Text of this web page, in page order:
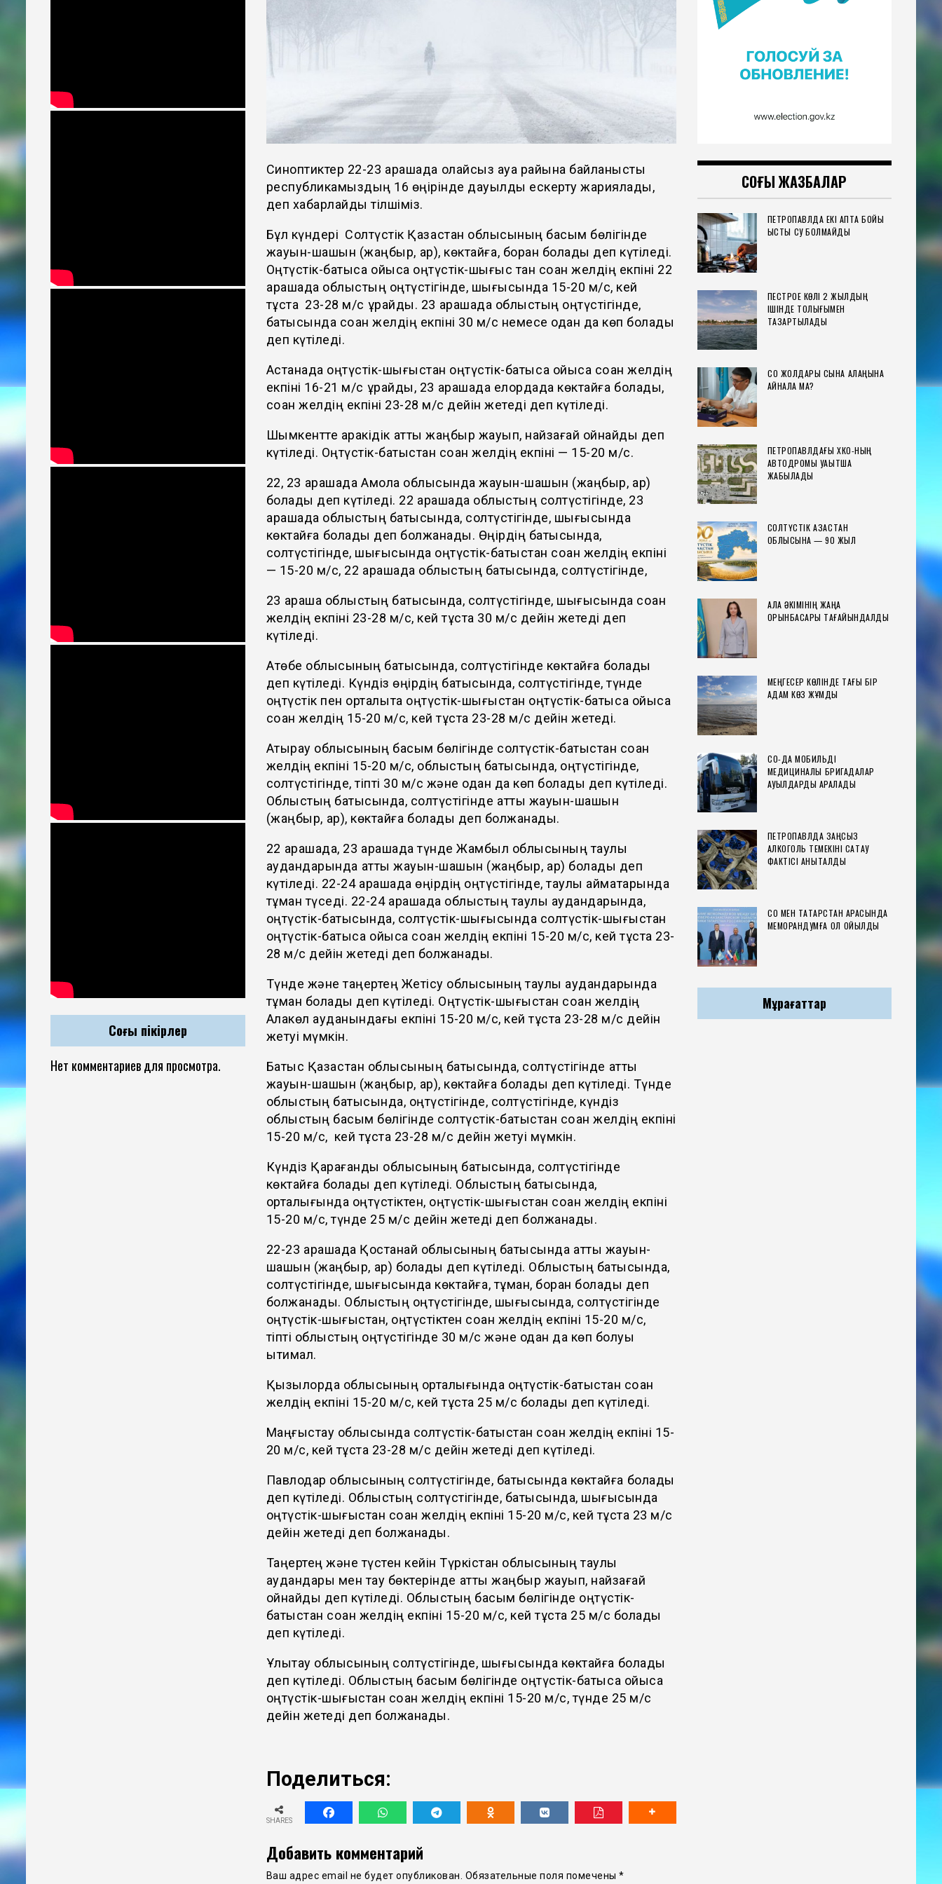
Синоптиктер 22-23 қарашада қолайсыз ауа райына байланысты
республикамыздың 16 өңірінде дауылды ескерту жариялады,
деп хабарлайды тілшіміз.
Бұл күндері Солтүстік Қазақстан облысының басым бөлігінде
жауын-шашын (жаңбыр, қар), көктайғақ, боран болады деп күтіледі.
Оңтүстік-батысқа ойыса оңтүстік-шығыс тан соққан желдің екпіні 22
қарашада облыстың оңтүстігінде, шығысында 15-20 м/с, кей
тұста 23-28 м/с құрайды. 23 қарашада облыстың оңтүстігінде,
батысында соққан желдің екпіні 30 м/с немесе одан да көп болады
деп күтіледі.
Астанада оңтүстік-шығыстан оңтүстік-батысқа ойыса соққан желдің
екпіні 16-21 м/с құрайды, 23 қарашада елордада көктайғақ болады,
соққан желдің екпіні 23-28 м/с дейін жетеді деп күтіледі.
Шымкентте аракідік қатты жаңбыр жауып, найзағай ойнайды деп
күтіледі. Оңтүстік-батыстан соққан желдің екпіні — 15-20 м/с.
22, 23 қарашада Ақмола облысында жауын-шашын (жаңбыр, қар)
болады деп күтіледі. 22 қарашада облыстың солтүстігінде, 23
қарашада облыстың батысында, солтүстігінде, шығысында
көктайғақ болады деп болжанады. Өңірдің батысында,
солтүстігінде, шығысында оңтүстік-батыстан соққан желдің екпіні
— 15-20 м/с, 22 қарашада облыстың батысында, солтүстігінде,
23 қараша облыстың батысында, солтүстігінде, шығысында соққан
желдің екпіні 23-28 м/с, кей тұста 30 м/с дейін жетеді деп
күтіледі.
Ақтөбе облысының батысында, солтүстігінде көктайғақ болады
деп күтіледі. Күндіз өңірдің батысында, солтүстігінде, түнде
оңтүстік пен орталықта оңтүстік-шығыстан оңтүстік-батысқа ойыса
соққан желдің 15-20 м/с, кей тұста 23-28 м/с дейін жетеді.
Атырау облысының басым бөлігінде солтүстік-батыстан соққан
желдің екпіні 15-20 м/с, облыстың батысында, оңтүстігінде,
солтүстігінде, тіпті 30 м/с және одан да көп болады деп күтіледі.
Облыстың батысында, солтүстігінде қатты жауын-шашын
(жаңбыр, қар), көктайғақ болады деп болжанады.
22 қарашада, 23 қарашада түнде Жамбыл облысының таулы
аудандарында қатты жауын-шашын (жаңбыр, қар) болады деп
күтіледі. 22-24 қарашада өңірдің оңтүстігінде, таулы аймақтарында
тұман түседі. 22-24 қарашада облыстың таулы аудандарында,
оңтүстік-батысында, солтүстік-шығысында солтүстік-шығыстан
оңтүстік-батысқа ойыса соққан желдің екпіні 15-20 м/с, кей тұста 23-
28 м/с дейін жетеді деп болжанады.
Түнде және таңертең Жетісу облысының таулы аудандарында
тұман болады деп күтіледі. Оңтүстік-шығыстан соққан желдің
Алакөл ауданындағы екпіні 15-20 м/с, кей тұста 23-28 м/с дейін
жетуі мүмкін.
Батыс Қазақстан облысының батысында, солтүстігінде қатты
жауын-шашын (жаңбыр, қар), көктайғақ болады деп күтіледі. Түнде
облыстың батысында, оңтүстігінде, солтүстігінде, күндіз
облыстың басым бөлігінде солтүстік-батыстан соққан желдің екпіні
15-20 м/с, кей тұста 23-28 м/с дейін жетуі мүмкін.
Күндіз Қарағанды облысының батысында, солтүстігінде
көктайғақ болады деп күтіледі. Облыстың батысында,
орталығында оңтүстіктен, оңтүстік-шығыстан соққан желдің екпіні
15-20 м/с, түнде 25 м/с дейін жетеді деп болжанады.
22-23 қарашада Қостанай облысының батысында қатты жауын-
шашын (жаңбыр, қар) болады деп күтіледі. Облыстың батысында,
солтүстігінде, шығысында көктайғақ, тұман, боран болады деп
болжанады. Облыстың оңтүстігінде, шығысында, солтүстігінде
оңтүстік-шығыстан, оңтүстіктен соққан желдің екпіні 15-20 м/с,
тіпті облыстың оңтүстігінде 30 м/с және одан да көп болуы
ықтимал.
Қызылорда облысының орталығында оңтүстік-батыстан соққан
желдің екпіні 15-20 м/с, кей тұста 25 м/с болады деп күтіледі.
Маңғыстау облысында солтүстік-батыстан соққан желдің екпіні 15-
20 м/с, кей тұста 23-28 м/с дейін жетеді деп күтіледі.
Павлодар облысының солтүстігінде, батысында көктайғақ болады
деп күтіледі. Облыстың солтүстігінде, батысында, шығысында
оңтүстік-шығыстан соққан желдің екпіні 15-20 м/с, кей тұста 23 м/с
дейін жетеді деп болжанады.
Таңертең және түстен кейін Түркістан облысының таулы
аудандары мен тау бөктерінде қатты жаңбыр жауып, найзағай
ойнайды деп күтіледі. Облыстың басым бөлігінде оңтүстік-
батыстан соққан желдің екпіні 15-20 м/с, кей тұста 25 м/с болады
деп күтіледі.
Ұлытау облысының солтүстігінде, шығысында көктайғақ болады
деп күтіледі. Облыстың басым бөлігінде оңтүстік-батысқа ойыса
оңтүстік-шығыстан соққан желдің екпіні 15-20 м/с, түнде 25 м/с
дейін жетеді деп болжанады.
Поделиться:
SHARES
Добавить комментарий
Ваш адрес email не будет опубликован. Обязательные поля помечены *
Соңғы пікірлер
Нет комментариев для просмотра.
СОҢҒЫ ЖАЗБАЛАР
ПЕТРОПАВЛДА ЕКІ АПТА БОЙЫ
ЫСТЫҚ СУ БОЛМАЙДЫ
ПЕСТРОЕ КӨЛІ 2 ЖЫЛДЫҢ
ІШІНДЕ ТОЛЫҒЫМЕН
ТАЗАРТЫЛАДЫ
СҚО ЖОЛДАРЫ СЫНАҚ АЛАҢЫНА
АЙНАЛА МА?
ПЕТРОПАВЛДАҒЫ ХҚКО-НЫҢ
АВТОДРОМЫ УАҚЫТША
ЖАБЫЛАДЫ
СОЛТҮСТІК ҚАЗАҚСТАН
ОБЛЫСЫНА — 90 ЖЫЛ
ҚАЛА ӘКІМІНІҢ ЖАҢА
ОРЫНБАСАРЫ ТАҒАЙЫНДАЛДЫ
МЕҢГЕСЕР КӨЛІНДЕ ТАҒЫ БІР
АДАМ КӨЗ ЖҰМДЫ
СҚО-ДА МОБИЛЬДІ
МЕДИЦИНАЛЫҚ БРИГАДАЛАР
АУЫЛДАРДЫ АРАЛАДЫ
ПЕТРОПАВЛДА ЗАҢСЫЗ
АЛКОГОЛЬ ТЕМЕКІНІ САҚТАУ
ФАКТІСІ АНЫҚТАЛДЫ
СҚО МЕН ТАТАРСТАН АРАСЫНДА
МЕМОРАНДУМҒА ҚОЛ ҚОЙЫЛДЫ
Мұрағаттар